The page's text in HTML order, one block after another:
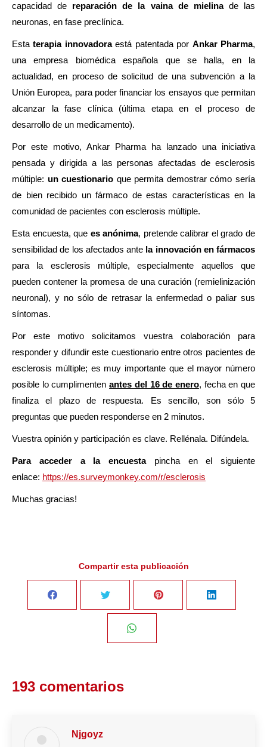
capacidad de reparación de la vaina de mielinade las
neuronas, en fase preclínica.
Estaterapia innovadoraestá patentada por Ankar Pharma,
una empresa biomédica española que se halla, en la
actualidad, en proceso de solicitud de una subvención a la
Unión Europea, para poder financiar los ensayos que permitan
alcanzar la fase clínica (última etapa en el proceso de
desarrollo de un medicamento).
Por este motivo, Ankar Pharma ha lanzado una iniciativa
pensada y dirigida a las personas afectadas de esclerosis
múltiple: un cuestionario que permita demostrar cómo sería
de bien recibido un fármaco de estas características en la
comunidad de pacientes con esclerosis múltiple.
Esta encuesta, que es anónima, pretende calibrar el grado de
sensibilidad de los afectados ante la innovación en fármacos
para la esclerosis múltiple, especialmente aquellos que
pueden contener la promesa de una curación (remielinización
neuronal), y no sólo de retrasar la enfermedad o paliar sus
síntomas.
Por este motivo solicitamos vuestra colaboración para
responder y difundir este cuestionario entre otros pacientes de
esclerosis múltiple; es muy importante que el mayor número
posible lo cumplimentenantes del 16 de enero, fecha en que
finaliza el plazo de respuesta. Es sencillo, son sólo 5
preguntas que pueden responderse en 2 minutos.
Vuestra opinión y participación es clave. Rellénala. Difúndela.
Para acceder a la encuestapincha en el siguiente
enlace: https://es.surveymonkey.com/r/esclerosis
Muchas gracias!
Compartir esta publicación
Share Share Share
193 comentarios
Njgoyz